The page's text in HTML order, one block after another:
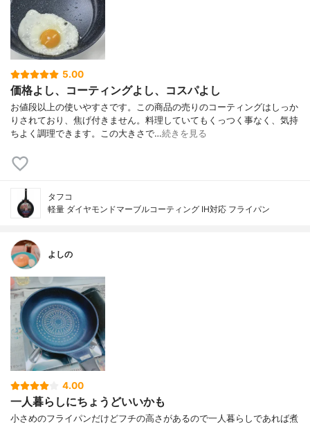
5.00
価格よし、コーティングよし、コスパよし
お値段以上の使いやすさです。この商品の売りのコーティングはしっか
りされており、焦げ付きません。料理していてもくっつく事なく、気持
ちよく調理できます。この大きさで…続きを見る
タフコ
軽量 ダイヤモンドマーブルコーティング IH対応 フライパン
よしの
4.00
一人暮らしにちょうどいいかも
小さめのフライパンだけどフチの高さがあるので一人暮らしであれば煮